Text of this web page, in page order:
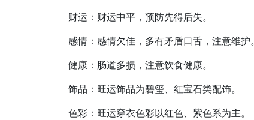
财运：财运中平，预防先得后失。
感情：感情欠佳，多有矛盾口舌，注意维护。
健康：肠道多损，注意饮食健康。
饰品：旺运饰品为碧玺、红宝石类配饰。
色彩：旺运穿衣色彩以红色、紫色系为主。